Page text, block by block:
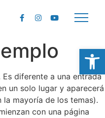
diferente a una entrada
un solo lugar y aparecerá
mayoría de los temas).
con una página